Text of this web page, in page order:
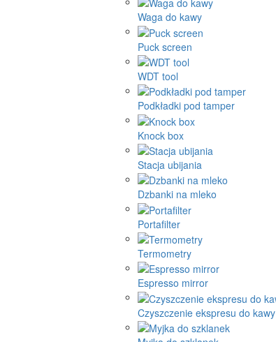
Waga do kawy
Puck screen
WDT tool
Podkładki pod tamper
Knock box
Stacja ubijania
Dzbanki na mleko
Portafilter
Termometry
Espresso mirror
Czyszczenie ekspresu do kawy